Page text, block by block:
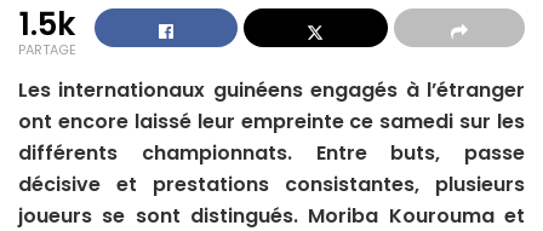
1.5k
PARTAGE
Les internationaux guinéens engagés à l’étranger
ont encore laissé leur empreinte ce samedi sur les
différents championnats. Entre buts, passe
décisive et prestations consistantes, plusieurs
joueurs se sont distingués. Moriba Kourouma et